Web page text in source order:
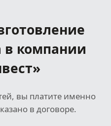
в компании
вы платите именно
в договоре.